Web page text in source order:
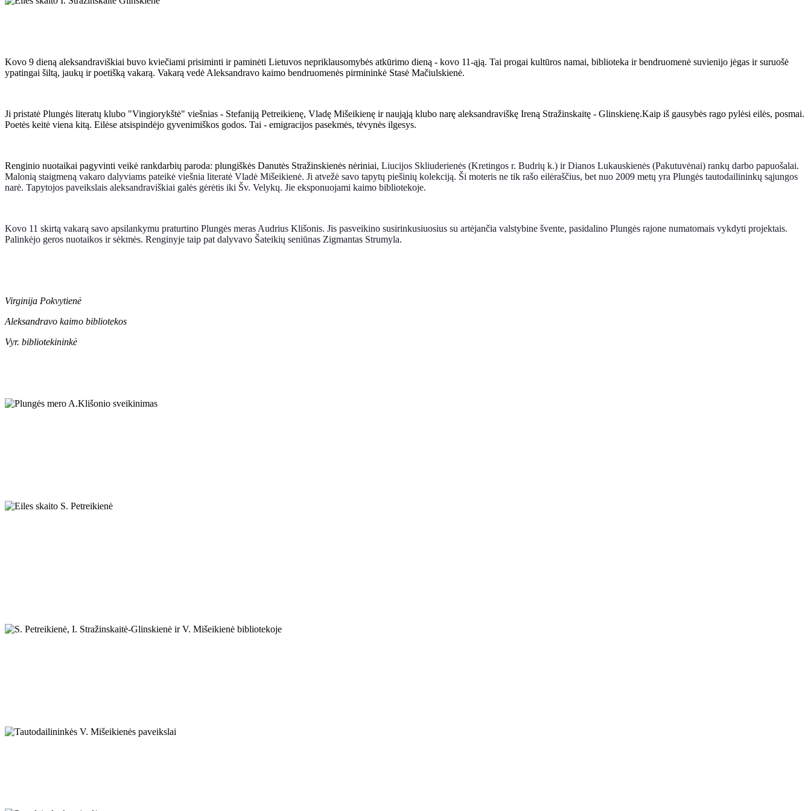
Kovo 9 dieną aleksandraviškiai buvo kviečiami prisiminti ir paminėti Lietuvos nepriklausomybės atkūrimo dieną - kovo 11-ąją. Tai progai kultūros namai, biblioteka ir bendruomenė suvienijo jėgas ir suruošė
ypatingai šiltą, jaukų ir poetišką vakarą. Vakarą vedė Aleksandravo kaimo bendruomenės pirmininkė Stasė Mačiulskienė.
Ji pristatė Plungės literatų klubo "Vingiorykštė" viešnias - Stefaniją Petreikienę, Vladę Mišeikienę ir naująją klubo narę aleksandraviškę Ireną Stražinskaitę - Glinskienę.Kaip iš gausybės rago pylėsi eilės, posmai.
Poetės keitė viena kitą. Eilėse atsispindėjo gyvenimiškos godos. Tai - emigracijos pasekmės, tėvynės ilgesys.
Renginio nuotaikai pagyvinti veikė rankdarbių paroda: plungiškės Danutės Stražinskienės nėriniai, Liucijos Skliuderienės (Kretingos r. Budrių k.) ir Dianos Lukauskienės (Pakutuvėnai) rankų darbo papuošalai.
Malonią staigmeną vakaro dalyviams pateikė viešnia literatė Vladė Mišeikienė. Ji atvežė savo tapytų piešinių kolekciją. Ši moteris ne tik rašo eilėraščius, bet nuo 2009 metų yra Plungės tautodailininkų sąjungos
narė. Tapytojos paveikslais aleksandraviškiai galės gėrėtis iki Šv. Velykų. Jie eksponuojami kaimo bibliotekoje.
Kovo 11 skirtą vakarą savo apsilankymu praturtino Plungės meras Audrius Klišonis. Jis pasveikino susirinkusiuosius su artėjančia valstybine švente, pasidalino Plungės rajone numatomais vykdyti projektais.
Palinkėjo geros nuotaikos ir sėkmės. Renginyje taip pat dalyvavo Šateikių seniūnas Zigmantas Strumyla.
Virginija Pokvytienė
Aleksandravo kaimo bibliotekos
Vyr. bibliotekininkė